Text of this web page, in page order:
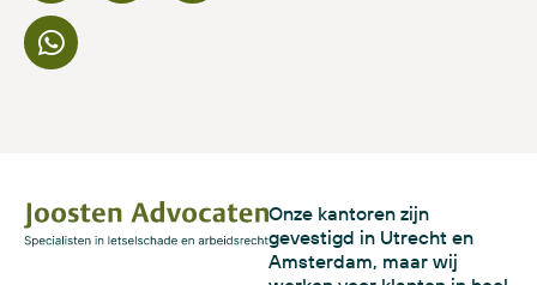
Onze kantoren zijn
gevestigd in Utrecht en
Amsterdam, maar wij